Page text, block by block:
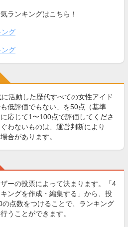
ランキングはこちら！
ング
ング
活動した歴代すべての女性アイド
低評価でもない」を50点（基準
応じて1〜100点で評価してくださ
わないものは、運営判断により
合があります。
ーの投票によって決まります。「4
ングを作成・編集する」から、投
点数をつけることで、ランキング
うことができます。